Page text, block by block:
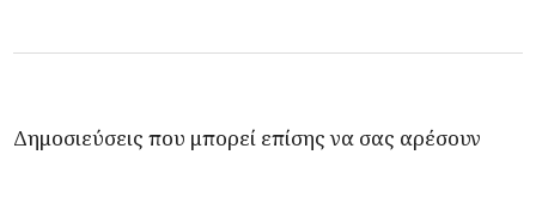
Δημοσιεύσεις που μπορεί επίσης να σας αρέσουν